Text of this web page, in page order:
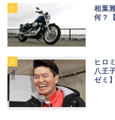
1
相葉
何？
2
ヒロ
八王
ゼミ】